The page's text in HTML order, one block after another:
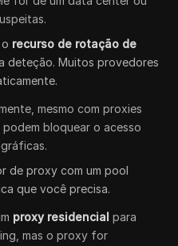
recurso de rotação de
deteção. Muitos provedores
mesmo com proxies
bloquear o acesso
de proxy com um pool
que você precisa.
proxy residencial para
mas o proxy for